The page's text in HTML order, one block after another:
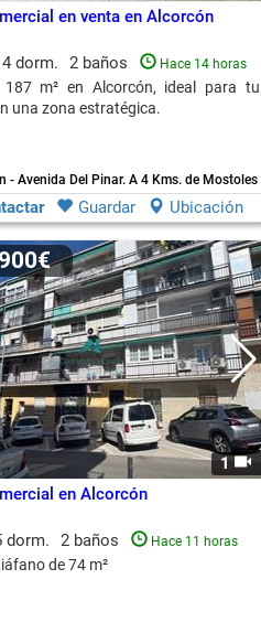
en venta en Alcorcón
4 dorm. 2 baños Hace 14 horas
187 m² en Alcorcón, ideal para tu
una zona estratégica.
- Avenida Del Pinar. A 4 Kms. de Mostoles
Guardar Ubicación
1
en Alcorcón
dorm. 2 baños Hace 11 horas
de 74 m²